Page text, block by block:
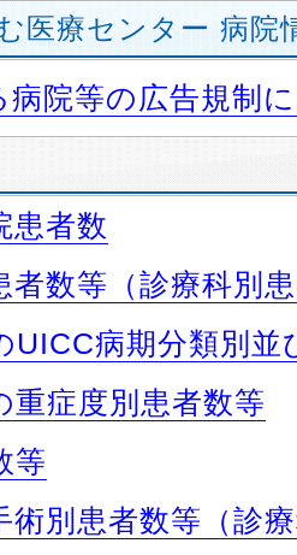
医療センター病院
病院等の広告規制
患者数
者数等（診療科別
UICC病期分類別並
重症度別患者数等
等
術別患者数等（診